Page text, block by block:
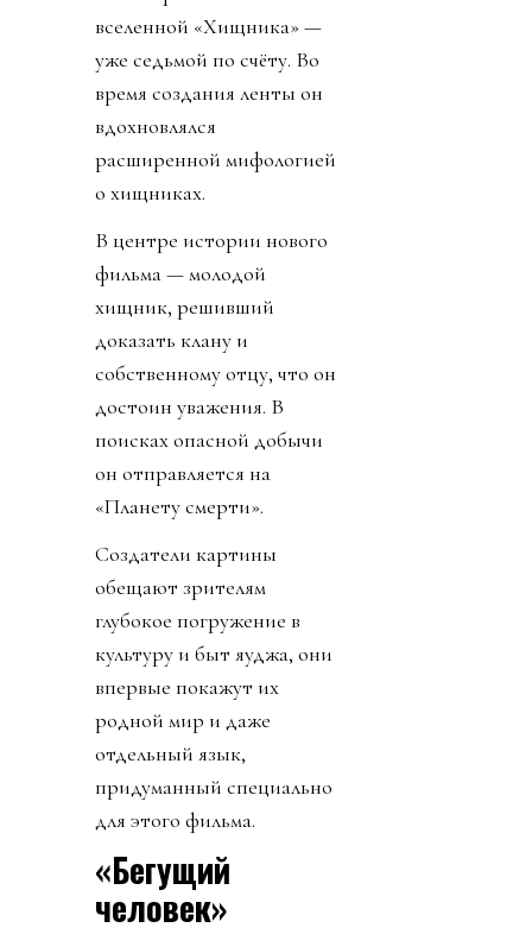
вселенной «Хищника» —
уже седьмой по счёту. Во
время создания ленты он
вдохновлялся
расширенной мифологией
о хищниках.
В центре истории нового
фильма — молодой
хищник, решивший
доказать клану и
собственному отцу, что он
достоин уважения. В
поисках опасной добычи
он отправляется на
«Планету смерти».
Создатели картины
обещают зрителям
глубокое погружение в
культуру и быт яуджа, они
впервые покажут их
родной мир и даже
отдельный язык,
придуманный специально
для этого фильма.
«Бегущий
человек»